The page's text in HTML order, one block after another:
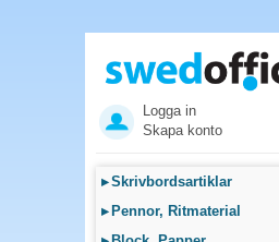
Logga in
Skapa konto
▸Skrivbordsartiklar
▸ Pennor, Ritmaterial